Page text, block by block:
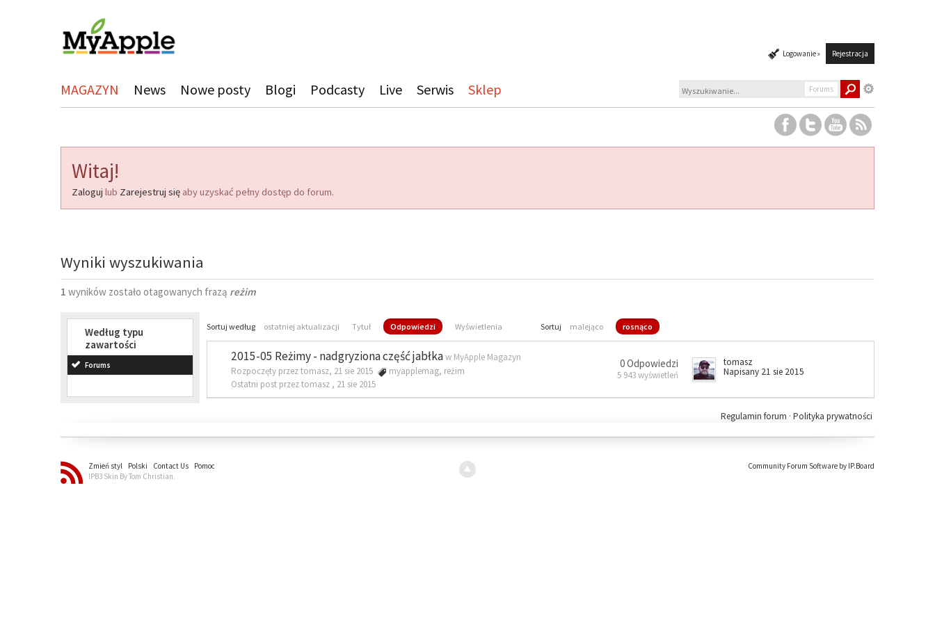
Logowanie » Rejestracja
MAGAZYN News Nowe posty Blogi Podcasty Live Serwis Sklep Forums
Witaj!
Zaloguj lub Zarejestruj się aby uzyskać pełny dostęp do forum.
Wyniki wyszukiwania
1 wyników zostało otagowanych frazą reżim
Według typu
zawartości
Forums
Sortuj według ostatniej aktualizacji Tytuł Odpowiedzi Wyświetlenia Sortuj malejąco rosnąco
2015-05 Reżimy - nadgryziona część jabłkaw MyApple Magazyn
Rozpoczęty przez tomasz, 21 sie 2015
myapplemag, reżim
Ostatni post przez tomasz , 21 sie 2015
0 Odpowiedzi
5 943 wyświetleń
tomasz
Napisany 21 sie 2015
Polityka prywatności
Regulamin forum ·
Zmień styl Polski Contact Us
Pomoc
IPB3 Skin By Tom Christian.
Community Forum Software by IP.Board